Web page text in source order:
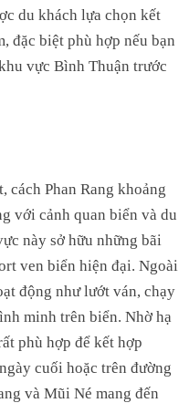
du khách lựa chọn kết
đặc biệt phù hợp nếu bạn
vực Bình Thuận trước
cách Phan Rang khoảng
với cảnh quan biển và du
này sở hữu những bãi
ven biển hiện đại. Ngoài
động như lướt ván, chạy
minh trên biển. Nhờ hạ
phù hợp để kết hợp
cuối hoặc trên đường
và Mũi Né mang đến